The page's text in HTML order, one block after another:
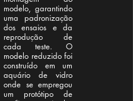
modelo, garantindo
uma padronização
dos ensaios e da
reprodução de
cada teste. O
modelo reduzido foi
construído em um
aquário de vidro
onde se empregou
um protótipo de